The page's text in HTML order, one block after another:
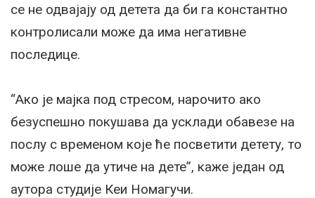
се не одвајају од детета да би га константно
контролисали може да има негативне
последице.
“Ако је мајка под стресом, нарочито ако
безуспешно покушава да усклади обавезе на
послу с временом које ће посветити детету, то
може лоше да утиче на дете”, каже један од
аутора студије Кеи Номагучи.